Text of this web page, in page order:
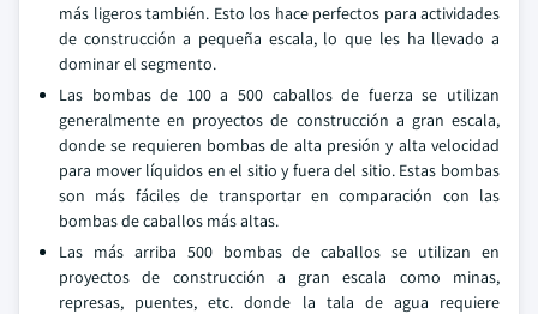
más ligeros también. Esto los hace perfectos para actividades
de construcción a pequeña escala, lo que les ha llevado a
dominar el segmento.
Las bombas de 100 a 500 caballos de fuerza se utilizan
generalmente en proyectos de construcción a gran escala,
donde se requieren bombas de alta presión y alta velocidad
para mover líquidos en el sitio y fuera del sitio. Estas bombas
son más fáciles de transportar en comparación con las
bombas de caballos más altas.
Las más arriba 500 bombas de caballos se utilizan en
proyectos de construcción a gran escala como minas,
represas, puentes, etc. donde la tala de agua requiere